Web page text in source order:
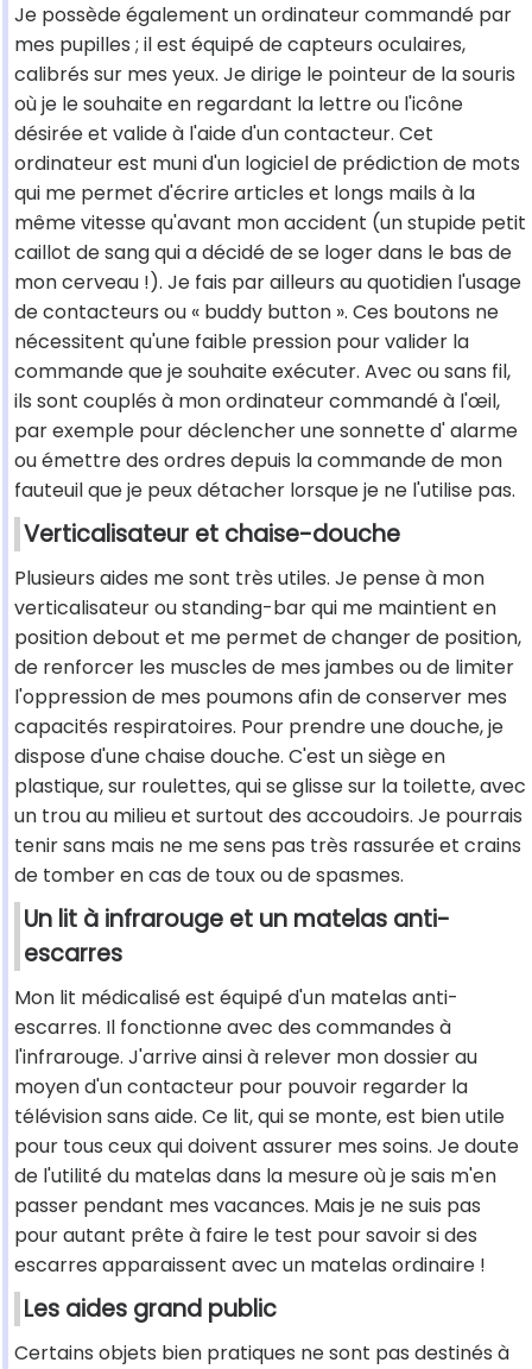
Je possède également un ordinateur commandé par
mes pupilles ; il est équipé de capteurs oculaires,
calibrés sur mes yeux. Je dirige le pointeur de la souris
où je le souhaite en regardant la lettre ou l'icône
désirée et valide à l'aide d'un contacteur. Cet
ordinateur est muni d'un logiciel de prédiction de mots
qui me permet d'écrire articles et longs mails à la
même vitesse qu'avant mon accident (un stupide petit
caillot de sang qui a décidé de se loger dans le bas de
mon cerveau !). Je fais par ailleurs au quotidien l'usage
de contacteurs ou « buddy button ». Ces boutons ne
nécessitent qu'une faible pression pour valider la
commande que je souhaite exécuter. Avec ou sans fil,
ils sont couplés à mon ordinateur commandé à l'œil,
par exemple pour déclencher une sonnette d' alarme
ou émettre des ordres depuis la commande de mon
fauteuil que je peux détacher lorsque je ne l'utilise pas.
Verticalisateur et chaise-douche
Plusieurs aides me sont très utiles. Je pense à mon
verticalisateur ou standing-bar qui me maintient en
position debout et me permet de changer de position,
de renforcer les muscles de mes jambes ou de limiter
l'oppression de mes poumons afin de conserver mes
capacités respiratoires. Pour prendre une douche, je
dispose d'une chaise douche. C'est un siège en
plastique, sur roulettes, qui se glisse sur la toilette, avec
un trou au milieu et surtout des accoudoirs. Je pourrais
tenir sans mais ne me sens pas très rassurée et crains
de tomber en cas de toux ou de spasmes.
Un lit à infrarouge et un matelas anti-
escarres
Mon lit médicalisé est équipé d'un matelas anti-
escarres. Il fonctionne avec des commandes à
l'infrarouge. J'arrive ainsi à relever mon dossier au
moyen d'un contacteur pour pouvoir regarder la
télévision sans aide. Ce lit, qui se monte, est bien utile
pour tous ceux qui doivent assurer mes soins. Je doute
de l'utilité du matelas dans la mesure où je sais m'en
passer pendant mes vacances. Mais je ne suis pas
pour autant prête à faire le test pour savoir si des
escarres apparaissent avec un matelas ordinaire !
Les aides grand public
Certains objets bien pratiques ne sont pas destinés à